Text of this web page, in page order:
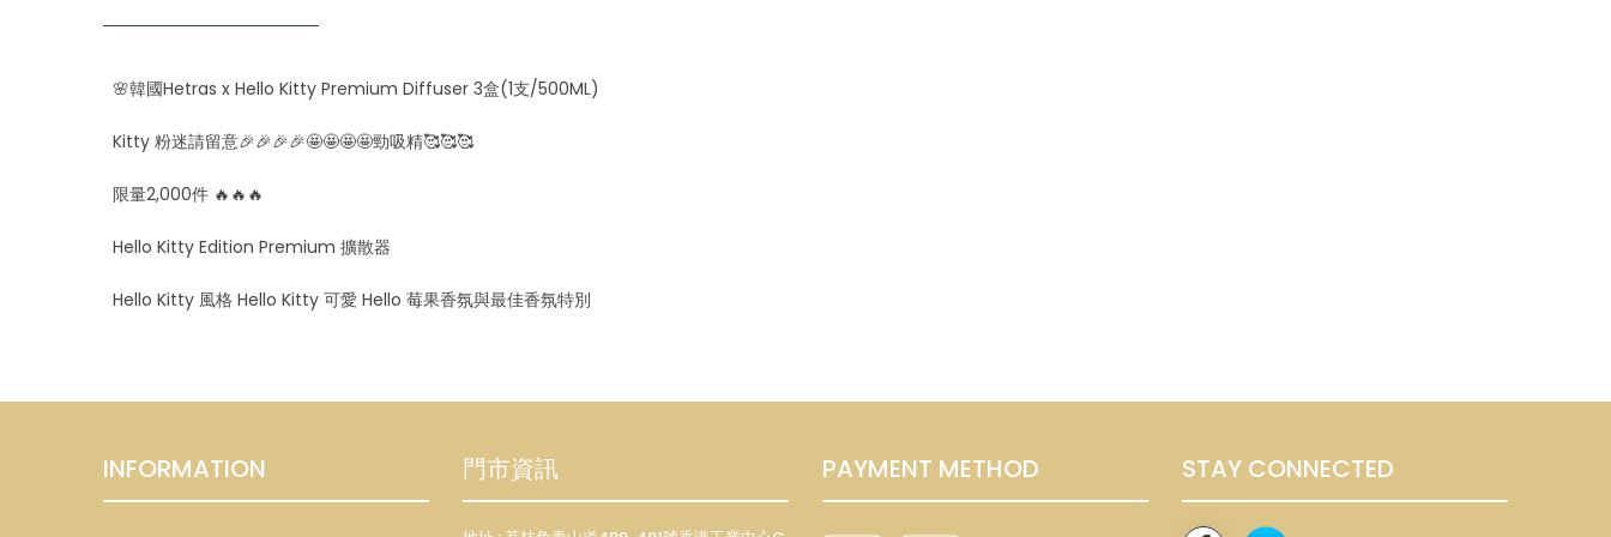
🌸韓國Hetras x Hello Kitty Premium Diffuser 3盒(1支/500ML)
Kitty 粉迷請留意🎉🎉🎉🎉🤩🤩🤩🤩勁吸精🥰🥰🥰
限量2,000件 🔥🔥🔥
Hello Kitty Edition Premium 擴散器
Hello Kitty 風格 Hello Kitty 可愛 Hello 莓果香氛與最佳香氛特別
INFORMATION 門市資訊 PAYMENT METHOD STAY CONNECTED